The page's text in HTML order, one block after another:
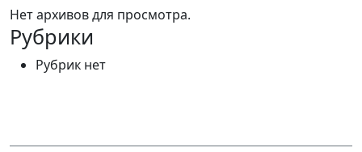
Нет архивов для просмотра.
Рубрики
Рубрик нет